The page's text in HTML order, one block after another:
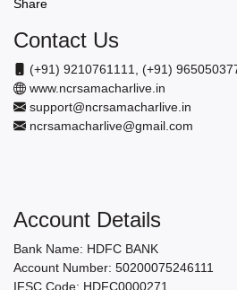
Share
Contact Us
(+91) 9210761111, (+91)
www.ncrsamacharlive.in
support@ncrsamacharlive.in
ncrsamacharlive@gmail.com
Account Details
Bank Name: HDFC BANK
Account Number: 50200075246111
IFSC Code: HDFC0000271